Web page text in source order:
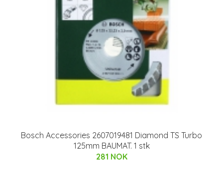
Bosch Accessories 2607019481 Diamond TS Turbo
125mm BAUMAT. 1 stk
281 NOK